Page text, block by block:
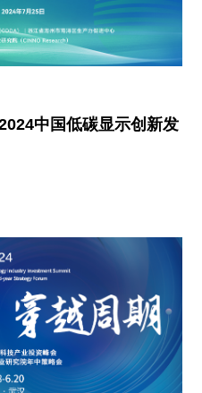
中国低碳显示创新发